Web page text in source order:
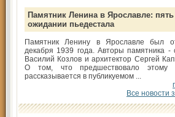
Памятник Ленина в Ярославле: пять
ожидании пьедестала
Памятник Ленину в Ярославле был
декабря 1939 года. Авторы памятника -
Василий Козлов и архитектор Сергей
О том, что предшествовало этому
рассказывается в публикуемом ...
Все новости